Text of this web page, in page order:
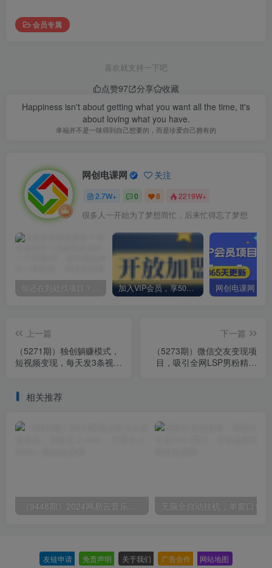
会员专属
喜欢就支持一下吧
点赞97 分享
收藏
Happiness isn't about getting what you want all the time, it's
about loving what you have.
幸福并不是一味得到自己想要的，而是珍爱自己拥有的
网创电课网 关注
2.7W+ 0 8 2219W+
很多人一开始为了梦想而忙，后来忙得忘了梦想
加入VIP会员，享50%的推广提成，免费学习多种网上创业课程，菜鸟秒变大神！
上一篇
（5271期）独创躺赚模式，
短视频变现，每天发3条视
下一篇
（5273期）微信交友变现项
目，吸引全网LSP男粉精准
相关推荐
友链申请 免责声明 关于我们 广告合作 网站地图